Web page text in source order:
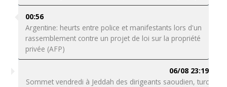
00:56
Argentine: heurts entre police et manifestants lors d'un
rassemblement contre un projet de loi sur la propriété
privée (AFP)
06/08 23:19
Sommet vendredi à Jeddah des dirigeants saoudien, turc